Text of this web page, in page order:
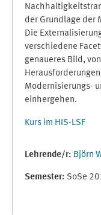
der Grundlage der
Die
verschiedene
genaueres Bild,
Modernisierungs-
einhergehen.
Kurs im HIS-LSF
Lehrende/r: Björn
Semester: SoSe